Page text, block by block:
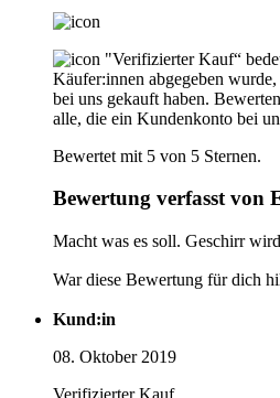
"Verifizierter Kauf“
Käufer:innen abgegeben
bei uns gekauft haben.
alle, die ein Kundenkonto bei
Bewertet mit 5 von 5 Sternen.
Bewertung verfasst von
Macht was es soll. Geschirr
War diese Bewertung für dich
Kund:in
08. Oktober 2019